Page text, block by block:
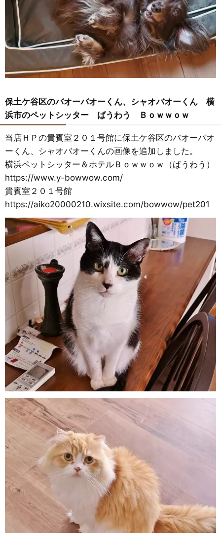
保土ケ谷区のバオーバオーくん、シャオバオーくん 横
浜市のペットシッター ばうわう Ｂｏｗｗｏｗ
当店ＨＰの貴賓室２０１号館に保土ケ谷区のバオーバオ
ーくん、シャオバオーくんの画像を追加しました。
横浜ペットシッター＆ホテルＢｏｗｗｏｗ（ばうわう）
https://www.y-bowwow.com/
貴賓室２０１号館
https://aiko20000210.wixsite.com/bowwow/pet201